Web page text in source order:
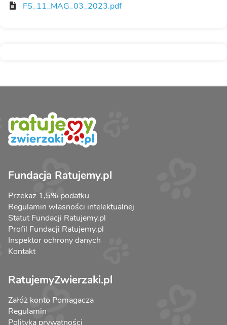
FS_11_MAG_03_2023.pdf
Fundacja Ratujemy.pl
Przekaż 1,5% podatku
Regulamin własności intelektualnej
Statut Fundacji Ratujemy.pl
Profil Fundacji Ratujemy.pl
Inspektor ochrony danych
Kontakt
RatujemyZwierzaki.pl
Załóż konto Pomagacza
Regulamin
Polityka prywatności